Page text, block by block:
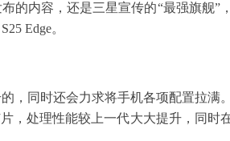
的内容，还是三星宣传的“最强旗舰”，
Edge。
，同时还会力求将手机各项配置拉满。
，处理性能较上一代大大提升，同时